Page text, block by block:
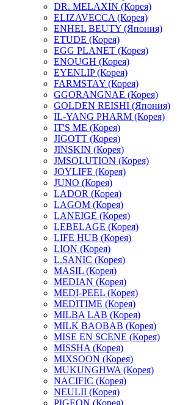
DR. MELAXIN (Корея)
ELIZAVECCA (Корея)
ENHEL BEUTY (Япония)
ETUDE (Корея)
EGG PLANET (Корея)
ENOUGH (Корея)
EYENLIP (Корея)
FARMSTAY (Корея)
GGORANGNAE (Корея)
GOLDEN REISHI (Япония)
IL-YANG PHARM (Корея)
IT'S ME (Корея)
JIGOTT (Корея)
JINSKIN (Корея)
JMSOLUTION (Корея)
JOYLIFE (Корея)
JUNO (Корея)
LADOR (Корея)
LAGOM (Корея)
LANEIGE (Корея)
LEBELAGE (Корея)
LIFE HUB (Корея)
LION (Корея)
L.SANIC (Корея)
MASIL (Корея)
MEDIAN (Корея)
MEDI-PEEL (Корея)
MEDITIME (Корея)
MILBA LAB (Корея)
MILK BAOBAB (Корея)
MISE EN SCENE (Корея)
MISSHA (Корея)
MIXSOON (Корея)
MUKUNGHWA (Корея)
NACIFIC (Корея)
NEULII (Корея)
PIGEON (Корея)